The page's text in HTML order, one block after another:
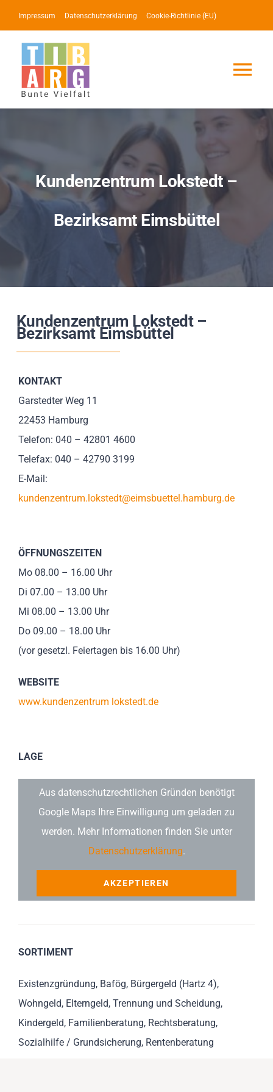
Inhalt
springen
Impressum Datenschutzerklärung Cookie-Richtlinie (EU)
Service
News
Über uns
SUCHE
Kundenzentrum Lokstedt –
Bezirksamt Eimsbüttel
Kundenzentrum Lokstedt –
Bezirksamt Eimsbüttel
KONTAKT
Garstedter Weg 11
22453 Hamburg
Telefon: 040 – 42801 4600
Telefax: 040 – 42790 3199
E-Mail:
kundenzentrum.lokstedt@eimsbuettel.hamburg.de
ÖFFNUNGSZEITEN
Mo 08.00 – 16.00 Uhr
Di 07.00 – 13.00 Uhr
Mi 08.00 – 13.00 Uhr
Do 09.00 – 18.00 Uhr
(vor gesetzl. Feiertagen bis 16.00 Uhr)
WEBSITE
www.kundenzentrum lokstedt.de
LAGE
Aus datenschutzrechtlichen Gründen benötigt
Google Maps Ihre Einwilligung um geladen zu
werden. Mehr Informationen finden Sie unter
Datenschutzerklärung.
AKZEPTIEREN
SORTIMENT
Existenzgründung, Bafög, Bürgergeld (Hartz 4),
Wohngeld, Elterngeld, Trennung und Scheidung,
Kindergeld, Familienberatung, Rechtsberatung,
Sozialhilfe / Grundsicherung, Rentenberatung